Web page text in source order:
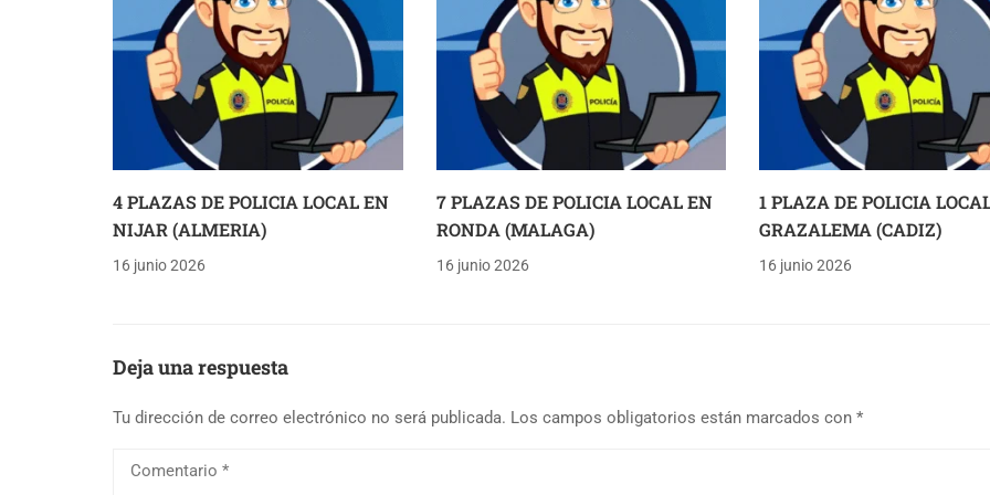
4 PLAZAS DE POLICIA LOCAL EN
NIJAR (ALMERIA)
16 junio 2026
7 PLAZAS DE POLICIA LOCAL EN
RONDA (MALAGA)
16 junio 2026
1 PLAZA DE POLICIA
GRAZALEMA (CADIZ)
16 junio 2026
Deja una respuesta
Tu dirección de correo electrónico no será publicada. Los campos obligatorios están marcados con *